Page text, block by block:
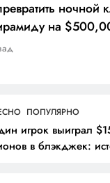
ночной
на
ПОПУЛЯРНО
игрок выиграл
в блэкджек: